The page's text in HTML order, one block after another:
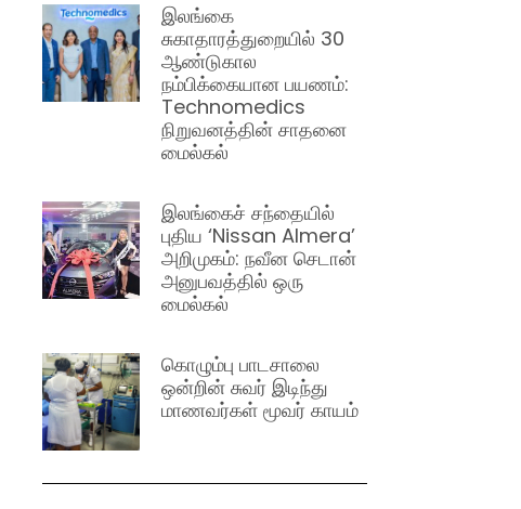
இலங்கை
சுகாதாரத்துறையில் 30
ஆண்டுகால
நம்பிக்கையான பயணம்:
Technomedics
நிறுவனத்தின் சாதனை
மைல்கல்
இலங்கைச் சந்தையில்
புதிய ‘Nissan Almera’
அறிமுகம்: நவீன செடான்
அனுபவத்தில் ஒரு
மைல்கல்
கொழும்பு பாடசாலை
ஒன்றின் சுவர் இடிந்து
மாணவர்கள் மூவர் காயம்